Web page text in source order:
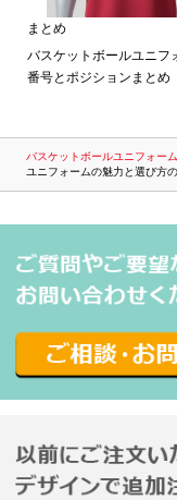
まとめ
バスケットボールユニフ
番号とポジションまとめ
バスケットボールユニフォー
ユニフォームの魅力と選び方